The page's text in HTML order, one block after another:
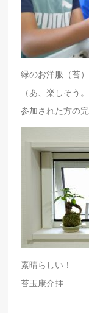
緑のお洋服（苔
（あ、楽しそう
参加された方の
素晴らしい！
苔玉康介拝